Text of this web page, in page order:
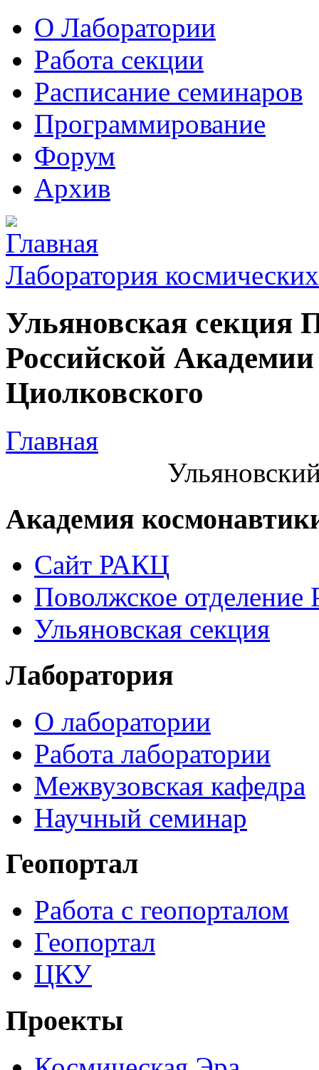
О Лаборатории
Работа секции
Расписание семинаров
Программирование
Форум
Архив
Лаборатория
Ульяновская секция
Российской
Циолковского
Главная
Академия
Сайт РАКЦ
Поволжское
Ульяновская секция
Лаборатория
О лаборатории
Работа лаборатории
Межвузовская кафедра
Научный семинар
Геопортал
Работа с геопорталом
Геопортал
ЦКУ
Проекты